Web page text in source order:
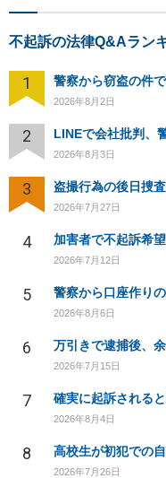
不起訴の法律Q&Aラン
1 警察から窃盗の件
2026年8月2日
2 LINEで会社批判、
2026年8月3日
3 盗撮行為の後日捜
2026年7月27日
4 加害者で不起訴希望
2026年7月12日
5 警察から口座作り
2026年8月6日
6 万引きで逮捕後、
2026年7月15日
7 確実に起訴される
2026年8月4日
8 高校生が初犯での
2026年7月26日